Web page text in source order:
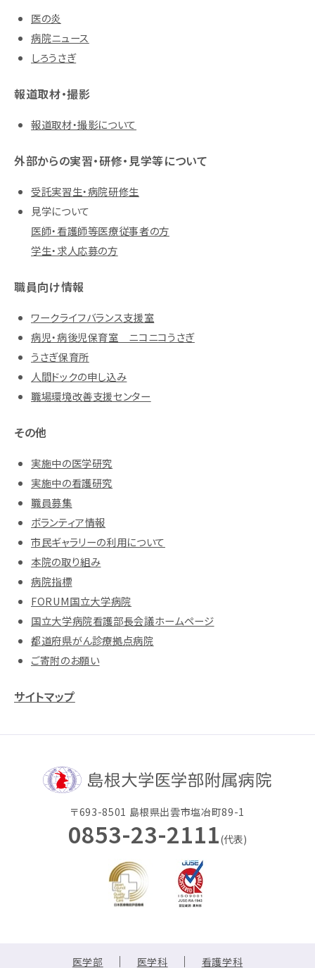
医の炎
病院ニュース
しろうさぎ
報道取材・撮影
報道取材・撮影について
外部からの実習・研修・見学等について
受託実習生・病院研修生
見学について
医師・看護師等医療従事者の方
学生・求人応募の方
職員向け情報
ワークライフバランス支援室
病児・病後児保育室 ニコニコうさぎ
うさぎ保育所
人間ドックの申し込み
職場環境改善支援センター
その他
実施中の医学研究
実施中の看護研究
職員募集
ボランティア情報
市民ギャラリーの利用について
本院の取り組み
病院指標
FORUM国立大学病院
国立大学病院看護部長会議ホームページ
都道府県がん診療拠点病院
ご寄附のお願い
サイトマップ
〒693-8501 島根県出雲市塩冶町89-1
0853-23-2111(代表)
医学部 医学科 看護学科